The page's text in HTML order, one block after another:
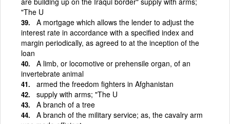
"The U
A mortgage which allows the lender to adjust the
interest rate in accordance with a specified index and
margin periodically, as agreed to at the inception of the
loan
A limb, or locomotive or prehensile organ, of an
invertebrate animal
armed the freedom fighters in Afghanistan
supply with arms; "The U
A branch of a tree
A branch of the military service; as, the cavalry arm